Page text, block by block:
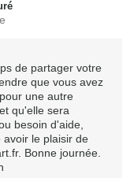
de partager votre
que vous avez
une autre
qu'elle sera
besoin d'aide,
avoir le plaisir de
Bonne journée.